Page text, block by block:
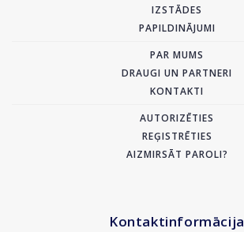
IZSTĀDES
PAPILDINĀJUMI
PAR MUMS
DRAUGI UN PARTNERI
KONTAKTI
AUTORIZĒTIES
REĢISTRĒTIES
AIZMIRSĀT PAROLI?
Kontaktinformācija